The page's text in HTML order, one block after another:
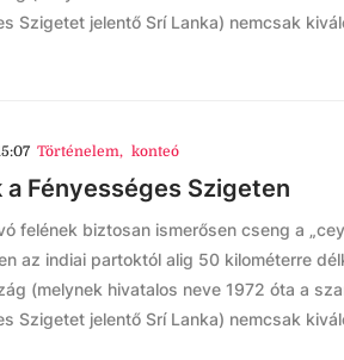
Szigetet jelentő Srí Lanka) nemcsak
Történelem, konteó
Fényességes Szigeten
felének biztosan ismerősen cseng a
az indiai partoktól alig 50 kilométerre
(melynek hivatalos neve 1972 óta a
Szigetet jelentő Srí Lanka) nemcsak